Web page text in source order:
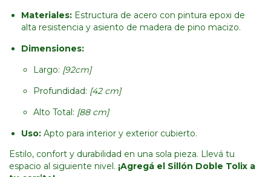
Materiales: Estructura de acero con pintura epoxi de
alta resistencia y asiento de madera de pino macizo.
Dimensiones:
Largo: [92cm]
Profundidad: [42 cm]
Alto Total: [88 cm]
Uso: Apto para interior y exterior cubierto.
Estilo, confort y durabilidad en una sola pieza. Llevá tu
espacio al siguiente nivel. ¡Agregá el Sillón Doble Tolix a